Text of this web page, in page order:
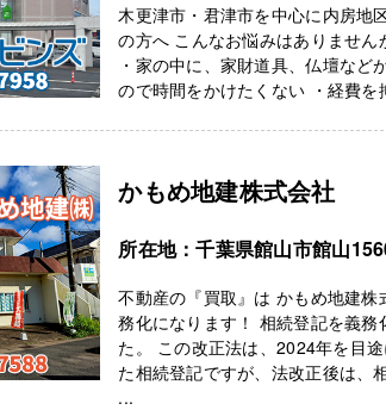
木更津市・君津市を中心に内房地
の方へ こんなお悩みはありませ
・家の中に、家財道具、仏壇な
ので時間をかけたくない ・経費
かもめ地建株式会社
所在地：千葉県館山市館山
不動産の『買取』は かもめ地建
務化になります！ 相続登記を義
た。 この改正法は、2024年を目
た相続登記ですが、法改正後は、
...